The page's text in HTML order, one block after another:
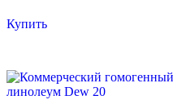
Купить